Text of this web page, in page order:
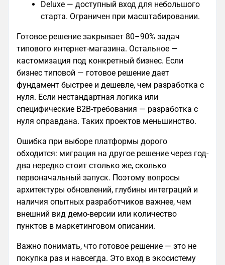
Deluxe — доступный вход для небольшого
старта. Ограничен при масштабировании.
Готовое решение закрывает 80–90% задач
типового интернет-магазина. Остальное —
кастомизация под конкретный бизнес. Если
бизнес типовой — готовое решение дает
фундамент быстрее и дешевле, чем разработка с
нуля. Если нестандартная логика или
специфические B2B-требования — разработка с
нуля оправдана. Таких проектов меньшинство.
Ошибка при выборе платформы дорого
обходится: миграция на другое решение через год-
два нередко стоит столько же, сколько
первоначальный запуск. Поэтому вопросы
архитектуры обновлений, глубины интеграций и
наличия опытных разработчиков важнее, чем
внешний вид демо-версии или количество
пунктов в маркетинговом описании.
Важно понимать, что готовое решение — это не
покупка раз и навсегда. Это вход в экосистему